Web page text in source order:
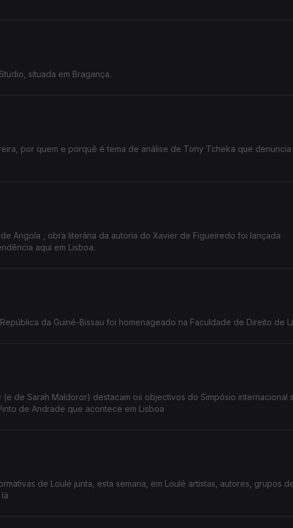
situada em Bragança.
por quem e porquê é tema de análise de Tony Tcheka que denuncia
Angola , obra literária da autoria do Xavier de Figueiredo foi lançada
aqui em Lisboa.
da Guiné-Bissau foi homenageado na Faculdade de Direito de
de Sarah Maldoror) destacam os objectivos do Simpósio internacional
de Andrade que acontece em Lisboa
de Loulé junta, esta semana, em Loulé artistas, autores, grupos